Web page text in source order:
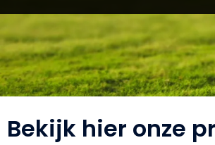
Bekijk hier onze